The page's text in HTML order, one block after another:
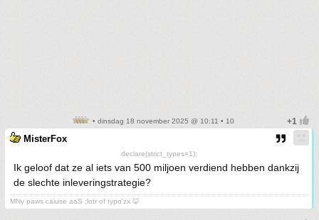
• dinsdag 18 november 2025 @ 10:11 • 10
MisterFox
declare(strict_types=1);
Ik geloof dat ze al iets van 500 miljoen verdiend hebben dankzij
de slechte inleveringstrategie?
MNy paws caiuse aaS ;lotr of typo'zx 🦊